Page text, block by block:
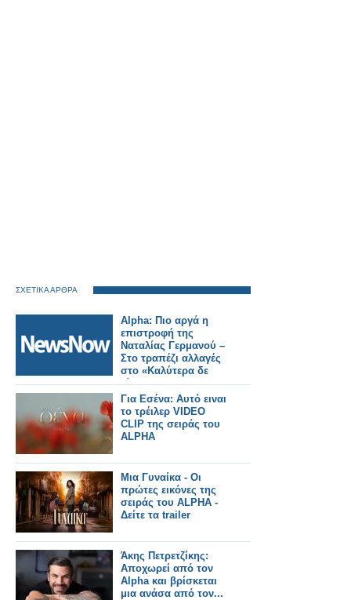
ΣΧΕΤΙΚΑ ΑΡΘΡΑ
Alpha: Πιο αργά η
επιστροφή της
Ναταλίας Γερμανού –
Στο τραπέζι αλλαγές
στο «Καλύτερα δε
γίνεται»
Για Εσένα: Αυτό ειναι
το τρέιλερ VIDEO
CLIP της σειράς του
ALPHA
Μια Γυναίκα - Οι
πρώτες εικόνες της
σειράς του ALPHA -
Δείτε τα trailer
Άκης Πετρετζίκης:
Αποχωρεί από τον
Alpha και βρίσκεται
μια ανάσα από τον...